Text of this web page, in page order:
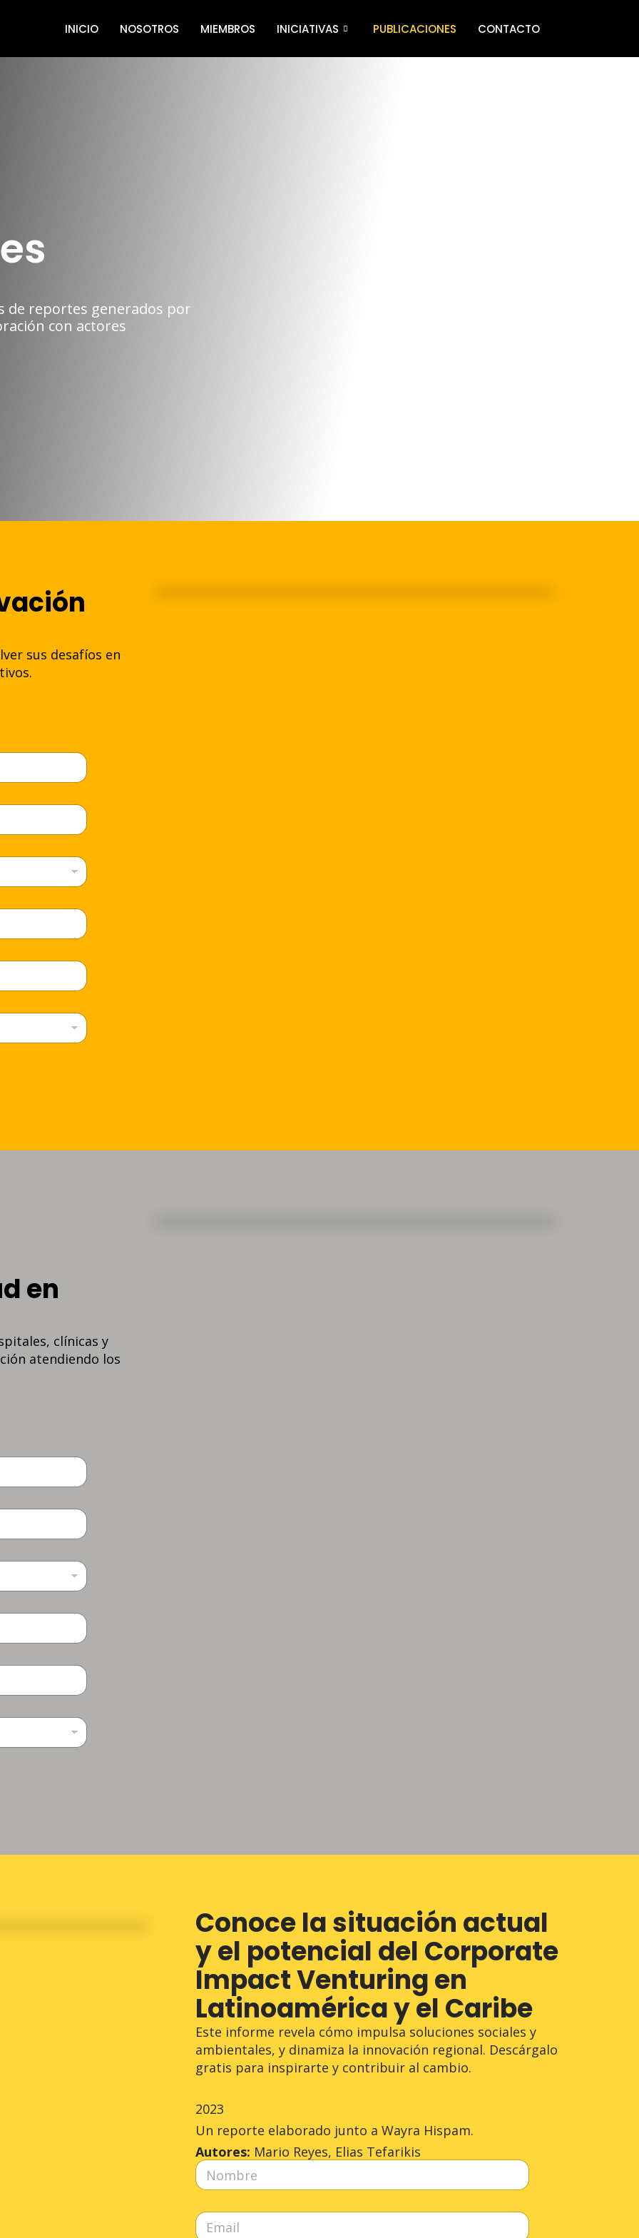
INICIO NOSOTROS MIEMBROS INICIATIVAS PUBLICACIONES CONTACTO
de reportes generados por
con actores
sus desafíos en
en
clínicas y
atendiendo los
Conoce la situación actual
y el potencial del Corporate
Impact Venturing en
Latinoamérica y el Caribe
Este informe revela cómo impulsa soluciones sociales y
ambientales, y dinamiza la innovación regional. Descárgalo
gratis para inspirarte y contribuir al cambio.
2023
Un reporte elaborado junto a Wayra Hispam.
Autores: Mario Reyes, Elias Tefarikis
N
o
m
r
e
E
m